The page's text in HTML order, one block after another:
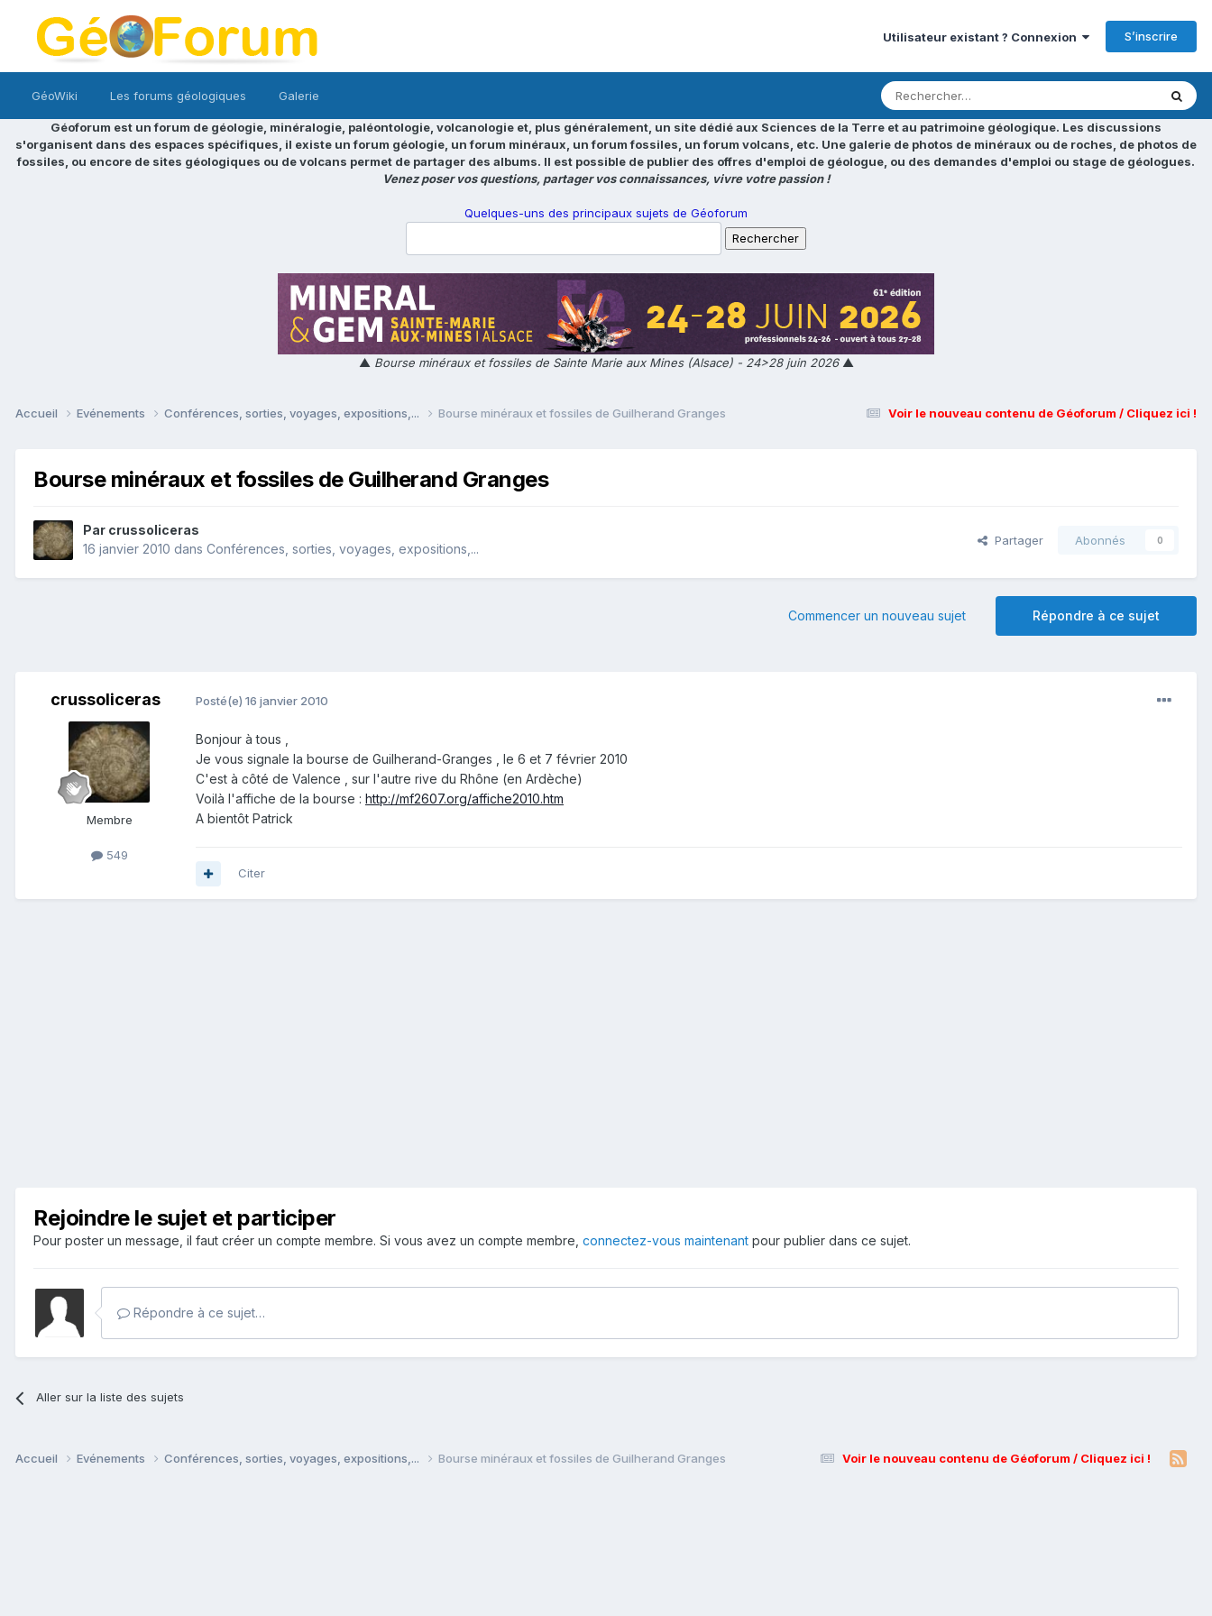
Utilisateur existant ? Connexion S’inscrire
GéoWiki Les forums géologiques Galerie
Géoforum est un forum de géologie, minéralogie, paléontologie, volcanologie et, plus généralement, un site dédié aux Sciences de la Terre et au patrimoine géologique. Les discussions
s'organisent dans des espaces spécifiques, il existe un forum géologie, un forum minéraux, un forum fossiles, un forum volcans, etc. Une galerie de photos de minéraux ou de roches, de photos de
fossiles, ou encore de sites géologiques ou de volcans permet de partager des albums. Il est possible de publier des offres d'emploi de géologue, ou des demandes d'emploi ou stage de géologues.
Venez poser vos questions, partager vos connaissances, vivre votre passion !
Quelques-uns des principaux sujets de Géoforum
▲ Bourse minéraux et fossiles de Sainte Marie aux Mines (Alsace) - 24>28 juin 2026▲
Voir le nouveau contenu de Géoforum / Cliquez ici !
Accueil Evénements Conférences, sorties, voyages, expositions,... Bourse minéraux et fossiles de Guilherand Granges
Bourse minéraux et fossiles de Guilherand Granges
Par crussoliceras
16 janvier 2010 dans Conférences, sorties, voyages, expositions,...
Partager Abonnés 0
Répondre à ce sujet
Commencer un nouveau sujet
crussoliceras
Membre
549
Posté(e) 16 janvier 2010
Bonjour à tous ,
Je vous signale la bourse de Guilherand-Granges , le 6 et 7 février 2010
C'est à côté de Valence , sur l'autre rive du Rhône (en Ardèche)
Voilà l'affiche de la bourse : http://mf2607.org/affiche2010.htm
A bientôt Patrick
Citer
Rejoindre le sujet et participer
Pour poster un message, il faut créer un compte membre. Si vous avez un compte membre, connectez-vous maintenant pour publier dans ce sujet.
Répondre à ce sujet…
Aller sur la liste des sujets
Voir le nouveau contenu de Géoforum / Cliquez ici !
Accueil Evénements Conférences, sorties, voyages, expositions,... Bourse minéraux et fossiles de Guilherand Granges